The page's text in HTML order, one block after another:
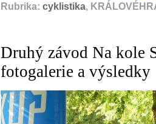
Rubrika: cyklistika,
Druhý závod Na kole
fotogalerie a výsledky